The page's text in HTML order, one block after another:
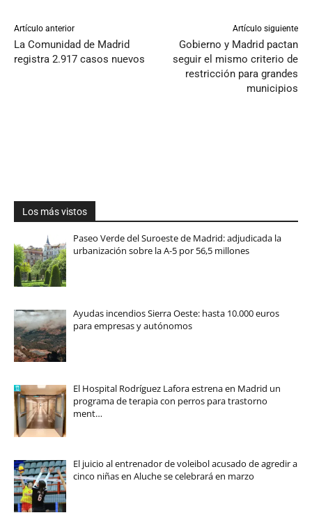
Artículo anterior
La Comunidad de Madrid
registra 2.917 casos nuevos
Artículo siguiente
Gobierno y Madrid pactan
seguir el mismo criterio de
restricción para grandes
municipios
Los más vistos
Paseo Verde del Suroeste de Madrid: adjudicada la
urbanización sobre la A-5 por 56,5 millones
Ayudas incendios Sierra Oeste: hasta 10.000 euros
para empresas y autónomos
El Hospital Rodríguez Lafora estrena en Madrid un
programa de terapia con perros para trastorno
ment…
El juicio al entrenador de voleibol acusado de agredir a
cinco niñas en Aluche se celebrará en marzo